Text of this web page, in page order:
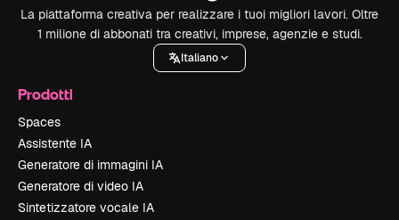
La piattaforma creativa per realizzare i tuoi migliori lavori. Oltre
1 milione di abbonati tra creativi, imprese, agenzie e studi.
Italiano
Prodotti
Spaces
Assistente IA
Generatore di immagini IA
Generatore di video IA
Sintetizzatore vocale IA